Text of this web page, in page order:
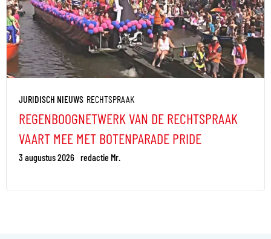
JURIDISCH NIEUWS RECHTSPRAAK
REGENBOOGNETWERK VAN DE RECHTSPRAAK
VAART MEE MET BOTENPARADE PRIDE
3 augustus 2026 redactie Mr.